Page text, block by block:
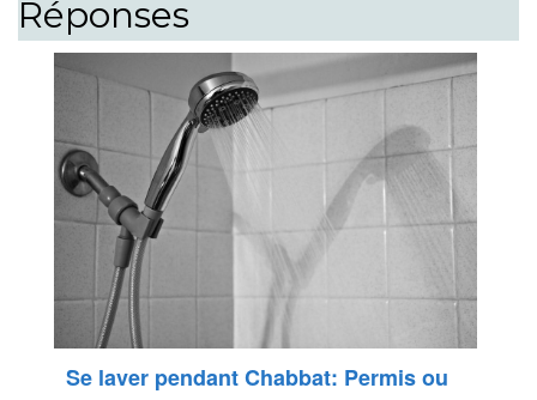
Réponses
Se laver pendant Chabbat: Permis ou